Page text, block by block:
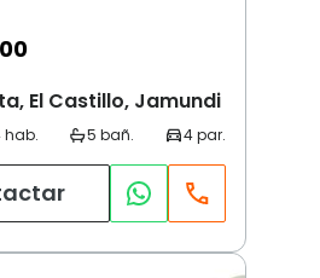
El Castillo, Jamundi